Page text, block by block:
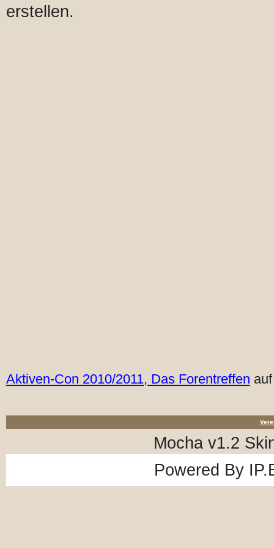
erstellen.
Aktiven-Con 2010/2011, Das Forentreffen
Mocha v1.2
Powered By